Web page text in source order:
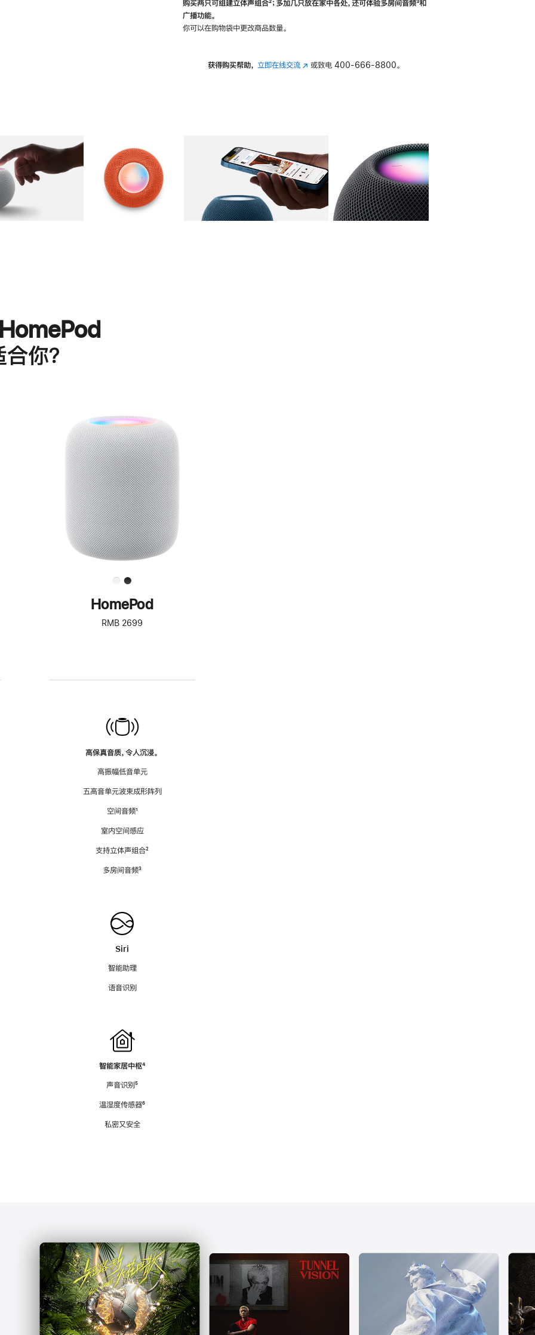
购买两只可组建立体声组合脚
²；多加几只放在家中各处，还可体验多‍房‍间音频脚
³和
广播功能。
你可以在购物袋中更改商品数量。
获得购买帮助， 立即在线交流(在 或致电 400-666-8800。
图库 图像 图库 图像 图库 图像 4 图库 图像 5
你？
进
一
步
了
解
HomePod<
HomePod
RMB 2699
高保真音质，令人沉浸。
高振幅低音单元
五高音单元波束成形阵列
空间音频脚
¹
室内空间感应
支持立体声组合脚
²
多房间音频脚
³
Siri
智能助理
语音识别
智能家居中枢脚
⁴
声音识别脚
⁵
温湿度传感器脚
⁶
私密又安全